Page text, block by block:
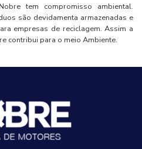
tem compromisso ambiental.
são devidamenta armazenadas e
empresas de reciclagem. Assim a
contribui para o meio Ambiente.